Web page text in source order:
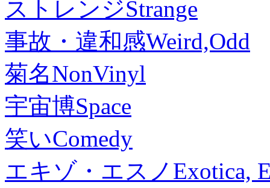
ストレンジStrange
事故・違和感Weird,Odd
菊名NonVinyl
宇宙博Space
笑いComedy
エキゾ・エスノ Exotica,